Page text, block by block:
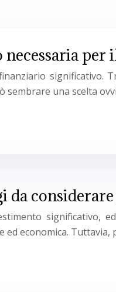
per
significativo.
una scelta
da
economica.